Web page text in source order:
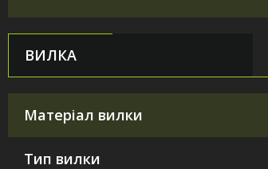
ВИЛКА
Матеріал вилки
Тип вилки